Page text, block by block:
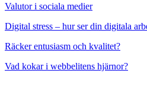
Valutor i sociala medier
Digital stress – hur ser din digitala
Räcker entusiasm och kvalitet?
Vad kokar i webbelitens hjärnor?